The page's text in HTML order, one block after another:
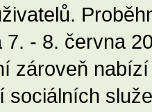
7. - 8. června
zároveň
sociálních